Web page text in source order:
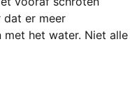
dat er meer
het water. Niet alle